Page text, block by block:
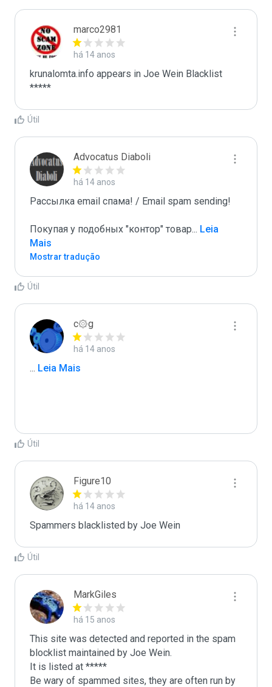
marco2981
há 14 anos
krunalomta.info appears in Joe Wein Blacklist
*****
Útil
Advocatus Diaboli
há 14 anos
Рассылка email спама! / Email spam sending!
Покупая у подобных "контор" товар... Leia
Mais
Mostrar tradução
Útil
c۞g
há 14 anos
... Leia Mais
Útil
Figure10
há 14 anos
Spammers blacklisted by Joe Wein
Útil
MarkGiles
há 15 anos
This site was detected and reported in the spam
blocklist maintained by Joe Wein.
It is listed at *****
Be wary of spammed sites, they are often run by